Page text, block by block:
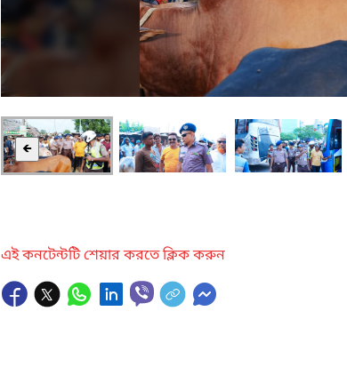
🡸
এই কনটেন্টটি শেয়ার করতে ক্লিক করুন